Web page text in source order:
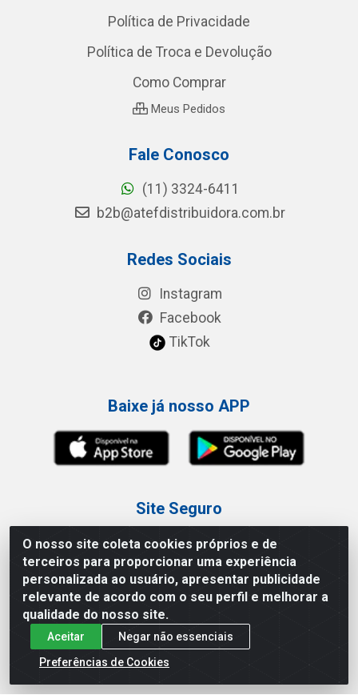
O nosso site coleta cookies próprios e de
terceiros para proporcionar uma experiência
personalizada ao usuário, apresentar publicidade
relevante de acordo com o seu perfil e melhorar a
qualidade do nosso site.
Aceitar
Negar não essenciais
Preferências de Cookies
Política de Privacidade
Política de Troca e Devolução
Como Comprar
Meus Pedidos
Fale Conosco
(11) 3324-6411
b2b@atefdistribuidora.com.br
Redes Sociais
Instagram
Facebook
TikTok
Baixe já nosso APP
Site Seguro
Loja / Showroom
Tel.: (11) 3227-0546
Av Vautier, 587/597 - Pari - São Paulo/SP